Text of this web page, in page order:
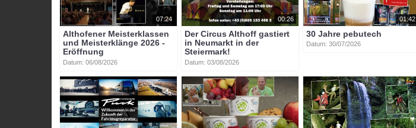
07:24
Althofener Meisterklassen
und Meisterklänge 2026 -
Eröffnung
Datum: 06/08/2026
00:26
Der Circus Althoff gastiert
in Neumarkt in der
Steiermark!
Datum: 03/08/2026
01:42
30 Jahre pebutech
Datum: 30/07/2026